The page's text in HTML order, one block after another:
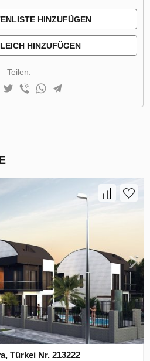
HINZUFÜGEN
HINZUFÜGEN
Teilen:
Türkei Nr. 213222